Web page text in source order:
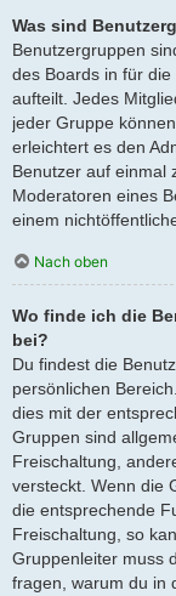
Was sind
Benutzergruppen
des Boards in für
aufteilt. Jedes
jeder Gruppe
erleichtert es den
Benutzer auf einmal
Moderatoren eines
einem
Nach oben
Wo finde ich die
bei?
Du findest die
persönlichen
dies mit der
Gruppen sind
Freischaltung,
versteckt. Wenn die
die entsprechende
Freischaltung, so
Gruppenleiter muss
fragen, warum du in